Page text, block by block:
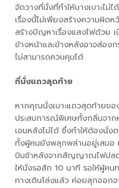
จัดวางที่นั่งที่ทำให้บางเบาะไม่
เรื่องนี้ไม่เพียงสร้างความผิด
สร้างปัญหาเรื่องแสงไฟด้วย เ
ข้างหน้าและข้างหลังอาจส่อ
ไม่สามารถควบคุมได้
ที่นั่งแถวสุดท้าย
หากคุณนั่งเบาะแถวสุดท้ายขอ
ประสบการณ์พิเศษทั้งกลิ่นจาก
เอนหลังไม่ได้ ซึ่งทำให้ต้องนั่
ทั้งผู้คนยังพลุกพล่านอยู่เสมอ
บินช้าหลังจากสัญญาณไฟปล
ให้นั่งรอสัก 10 นาที รอให้ผู้คน
ทางเดินโล่งแล้ว ค่อยลุกออก